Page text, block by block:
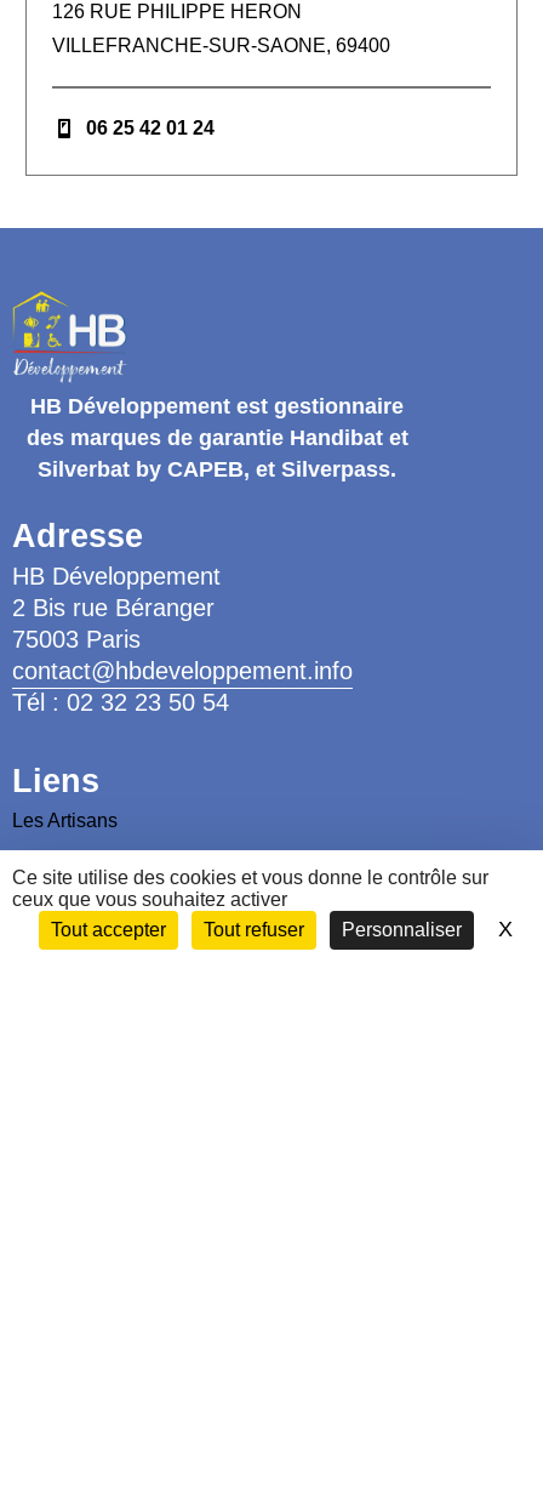
Ce site utilise des cookies et vous donne le contrôle sur
ceux que vous souhaitez activer
Tout accepter
Tout refuser Personnaliser X
126 RUE PHILIPPE HERON
VILLEFRANCHE-SUR-SAONE, 69400
06 25 42 01 24
HB Développement est gestionnaire
des marques de garantie Handibat et
Silverbat by CAPEB, et Silverpass.
Adresse
HB Développement
2 Bis rue Béranger
75003 Paris
contact@hbdeveloppement.info
Tél : 02 32 23 50 54
Liens
Les Artisans
Nous contacter